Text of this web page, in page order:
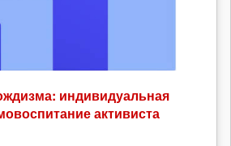
индивидуальная
активиста